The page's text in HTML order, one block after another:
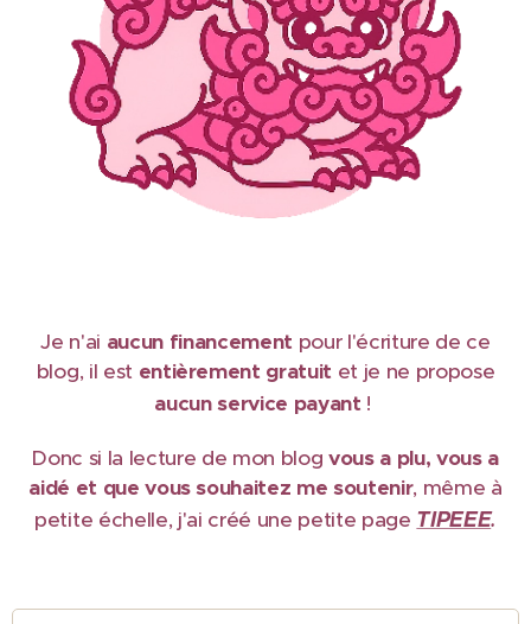
Je n'ai aucun financement pour l'écriture de ce
blog, il est entièrement gratuit et je ne propose
aucun service payant !
Donc si la lecture de mon blogvous a plu, vous a
aidé et que vous souhaitez me soutenir, même à
petite échelle, j'ai créé une petite page TIPEEE.